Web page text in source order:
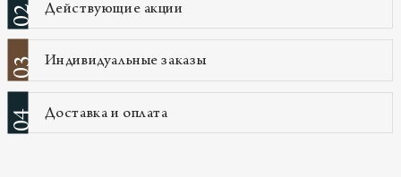
02 Действующие акции
03 Индивидуальные заказы
04 Доставка и оплата